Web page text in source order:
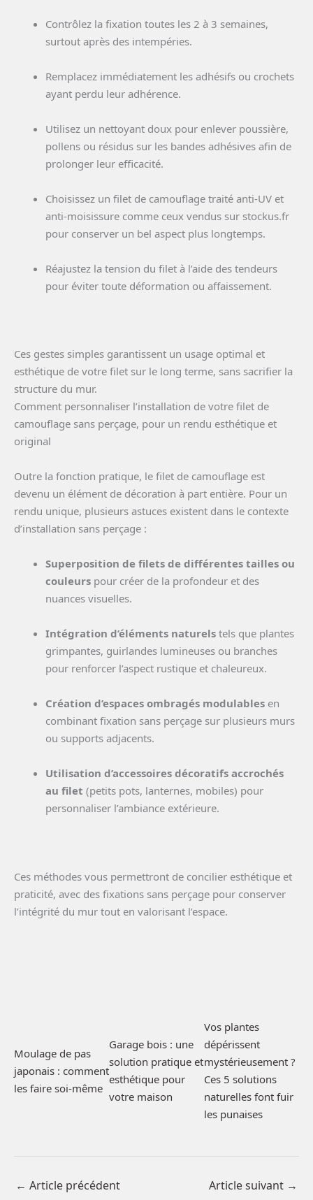
Contrôlez la fixation toutes les 2 à 3 semaines,
surtout après des intempéries.
Remplacez immédiatement les adhésifs ou crochets
ayant perdu leur adhérence.
Utilisez un nettoyant doux pour enlever poussière,
pollens ou résidus sur les bandes adhésives afin de
prolonger leur efficacité.
Choisissez un filet de camouflage traité anti-UV et
anti-moisissure comme ceux vendus sur stockus.fr
pour conserver un bel aspect plus longtemps.
Réajustez la tension du filet à l’aide des tendeurs
pour éviter toute déformation ou affaissement.
Ces gestes simples garantissent un usage optimal et
esthétique de votre filet sur le long terme, sans sacrifier la
structure du mur.
Comment personnaliser l’installation de votre filet de
camouflage sans perçage, pour un rendu esthétique et
original
Outre la fonction pratique, le filet de camouflage est
devenu un élément de décoration à part entière. Pour un
rendu unique, plusieurs astuces existent dans le contexte
d’installation sans perçage :
Superposition de filets de différentes tailles ou
couleurs pour créer de la profondeur et des
nuances visuelles.
Intégration d’éléments naturels tels que plantes
grimpantes, guirlandes lumineuses ou branches
pour renforcer l’aspect rustique et chaleureux.
Création d’espaces ombragés modulables en
combinant fixation sans perçage sur plusieurs murs
ou supports adjacents.
Utilisation d’accessoires décoratifs accrochés
au filet (petits pots, lanternes, mobiles) pour
personnaliser l’ambiance extérieure.
Ces méthodes vous permettront de concilier esthétique et
praticité, avec des fixations sans perçage pour conserver
l’intégrité du mur tout en valorisant l’espace.
Moulage de pas
japonais : comment
les faire soi-même
Garage bois : une
solution pratique et
esthétique pour
votre maison
Vos plantes
dépérissent
mystérieusement ?
Ces 5 solutions
naturelles font fuir
les punaises
← Article précédent Article suivant →